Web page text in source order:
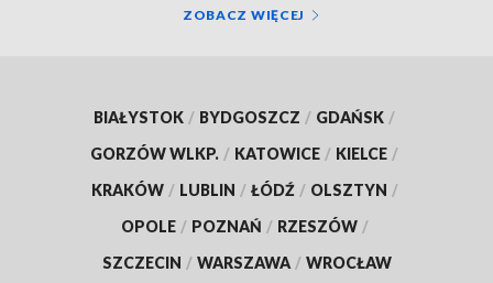
ZOBACZ WIĘCEJ
BIAŁYSTOK / BYDGOSZCZ / GDAŃSK /
GORZÓW WLKP. / KATOWICE / KIELCE /
KRAKÓW / LUBLIN / ŁÓDŹ / OLSZTYN /
OPOLE / POZNAŃ / RZESZÓW /
SZCZECIN / WARSZAWA / WROCŁAW